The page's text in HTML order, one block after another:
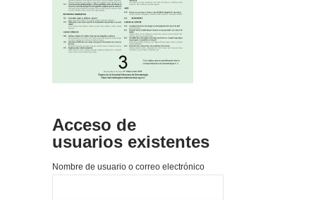
Acceso de
usuarios existentes
Nombre de usuario o correo electrónico